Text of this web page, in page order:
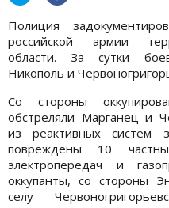
Полиция
российской армии
области. За сутки
Никополь и
Со стороны
обстреляли Марганец и
из реактивных систем
повреждены 10
электропередач и
оккупанты, со стороны
селу